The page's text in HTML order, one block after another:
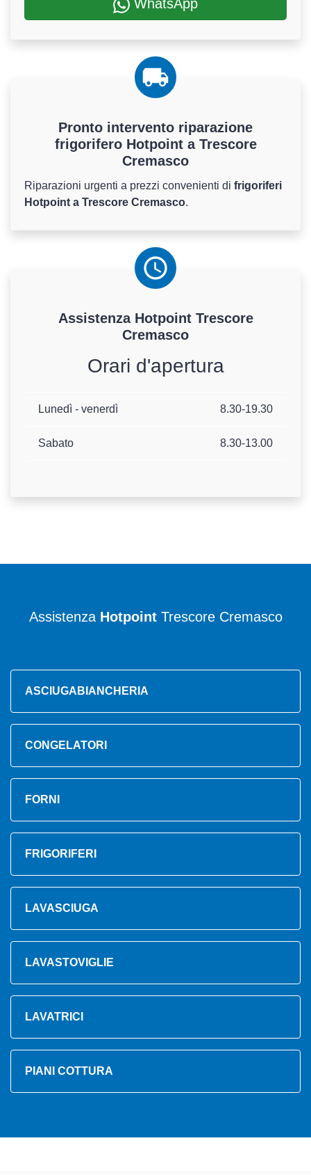
WhatsApp
Pronto intervento riparazione
frigorifero Hotpoint a Trescore
Cremasco
Riparazioni urgenti a prezzi convenienti di frigoriferi
Hotpoint a Trescore Cremasco.
Assistenza HotpointTrescore
Cremasco
Orari d'apertura
Lunedì - venerdì 8.30-19.30
Sabato 8.30-13.00
Assistenza HotpointTrescore Cremasco
ASCIUGABIANCHERIA
CONGELATORI
FORNI
FRIGORIFERI
LAVASCIUGA
LAVASTOVIGLIE
LAVATRICI
PIANI COTTURA